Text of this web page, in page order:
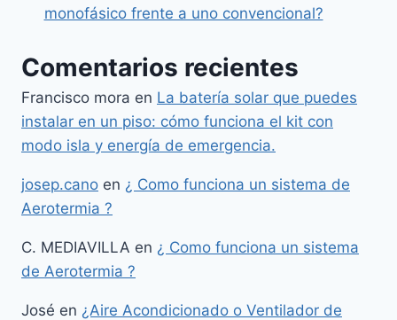
monofásico frente a uno convencional?
Comentarios recientes
Francisco mora en La batería solar que puedes
instalar en un piso: cómo funciona el kit con
modo isla y energía de emergencia.
josep.cano en ¿ Como funciona un sistema de
Aerotermia ?
C. MEDIAVILLA en ¿ Como funciona un sistema
de Aerotermia ?
José en ¿Aire Acondicionado o Ventilador de